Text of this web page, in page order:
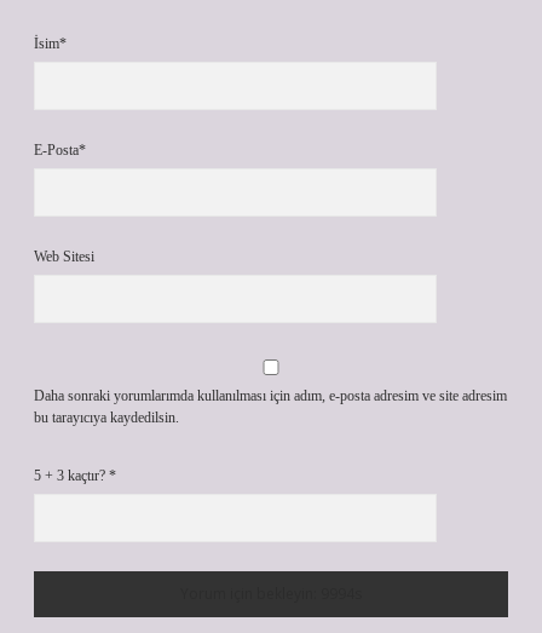
İsim*
E-Posta*
Web Sitesi
Daha sonraki yorumlarımda kullanılması için adım, e-posta adresim ve site adresim
bu tarayıcıya kaydedilsin.
5 + 3 kaçtır? *